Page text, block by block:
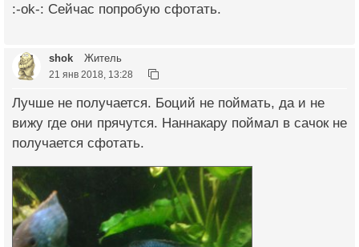
:-ok-: Сейчас попробую сфотать.
shok Житель
21 янв 2018, 13:28
Лучше не получается. Боций не поймать, да и не
вижу где они прячутся. Наннакару поймал в сачок не
получается сфотать.